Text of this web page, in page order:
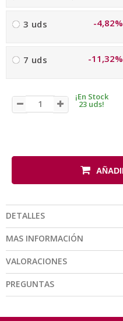
3 uds -
7 uds -
¡En Stock
23 uds!
DETALLES
MAS INFORMACIÓN
VALORACIONES
PREGUNTAS